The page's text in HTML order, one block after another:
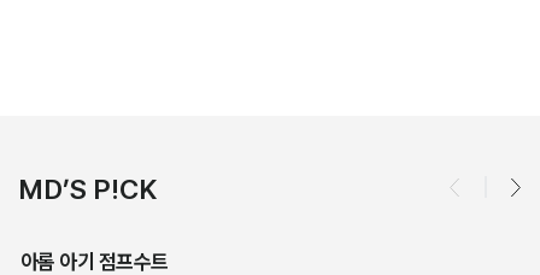
MD’S P!CK
아롬 아기 점프수트